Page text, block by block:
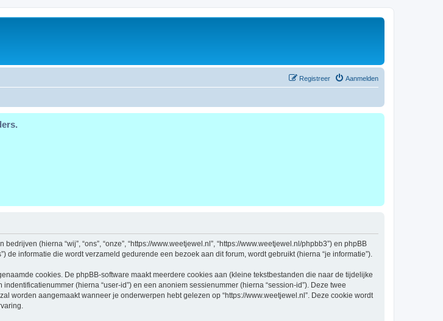
Aanmelden
Registreer
(hierna “wij”, “ons”, “onze”, “https://www.weetjewel.nl”, “https://www.weetjewel.nl/phpbb3”) en phpBB
de informatie die wordt verzameld gedurende een bezoek aan dit forum, wordt gebruikt (hierna “je informatie”).
cookies. De phpBB-software maakt meerdere cookies aan (kleine tekstbestanden die naar de tijdelijke
(hierna “user-id”) en een anoniem sessienummer (hierna “session-id”). Deze twee
worden aangemaakt wanneer je onderwerpen hebt gelezen op “https://www.weetjewel.nl”. Deze cookie wordt